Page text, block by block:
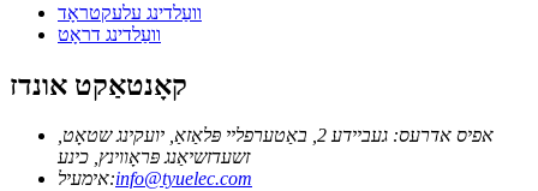
וועַלדינג עלעקטראָד
וועַלדינג דראָט
קאָנטאַקט אונדז
אפיס אדרעס: געביידע 2, באַטערפליי פּלאַזאַ, יועקינג שטאָט,
זשעדזשיאַנג פּראָווינץ, כינע
אימעיל:info@tyuelec.com